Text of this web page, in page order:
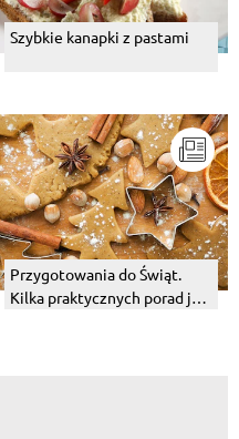
Szybkie kanapki z pastami
Przygotowania do Świąt.
Kilka praktycznych porad jak